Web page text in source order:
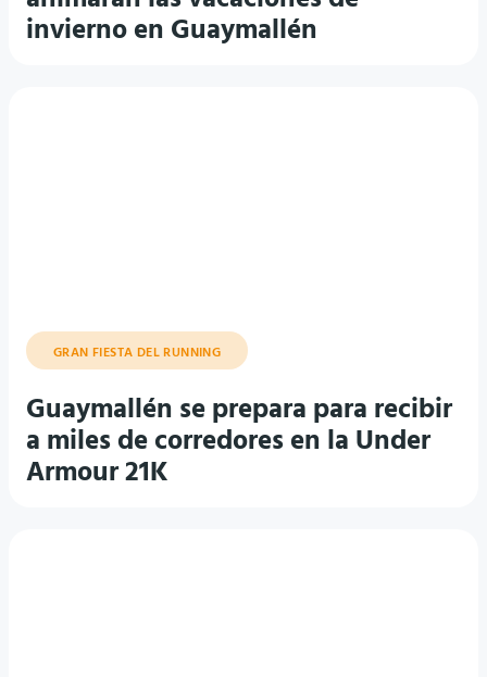
invierno en Guaymallén
GRAN FIESTA DEL RUNNING
Guaymallén se prepara para recibir
a miles de corredores en la Under
Armour 21K